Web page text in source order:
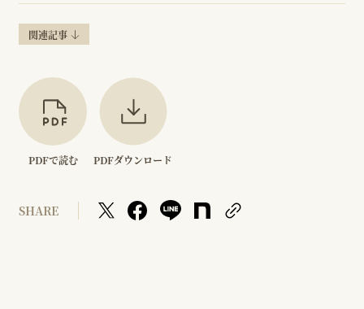
関連記事
PDFで読む PDFダウンロード
SHARE